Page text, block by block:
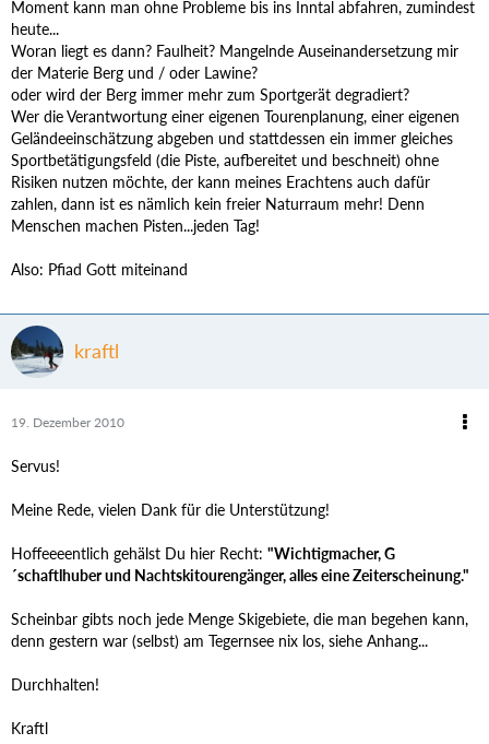
Moment kann man ohne Probleme bis ins Inntal abfahren, zumindest
heute...
Woran liegt es dann? Faulheit? Mangelnde Auseinandersetzung mir
der Materie Berg und / oder Lawine?
oder wird der Berg immer mehr zum Sportgerät degradiert?
Wer die Verantwortung einer eigenen Tourenplanung, einer eigenen
Geländeeinschätzung abgeben und stattdessen ein immer gleiches
Sportbetätigungsfeld (die Piste, aufbereitet und beschneit) ohne
Risiken nutzen möchte, der kann meines Erachtens auch dafür
zahlen, dann ist es nämlich kein freier Naturraum mehr! Denn
Menschen machen Pisten...jeden Tag!
Also: Pfiad Gott miteinand
kraftl
19. Dezember 2010
Servus!
Meine Rede, vielen Dank für die Unterstützung!
Hoffeeeentlich gehälst Du hier Recht: "Wichtigmacher, G
´schaftlhuber und Nachtskitourengänger, alles eine Zeiterscheinung."
Scheinbar gibts noch jede Menge Skigebiete, die man begehen kann,
denn gestern war (selbst) am Tegernsee nix los, siehe Anhang...
Durchhalten!
Kraftl